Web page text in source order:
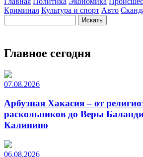
Криминал Культура и спорт Авто
Главное сегодня
07.08.2026
Арбузная Хакасия – от
раскольников до Веры
Калинино
06.08.2026